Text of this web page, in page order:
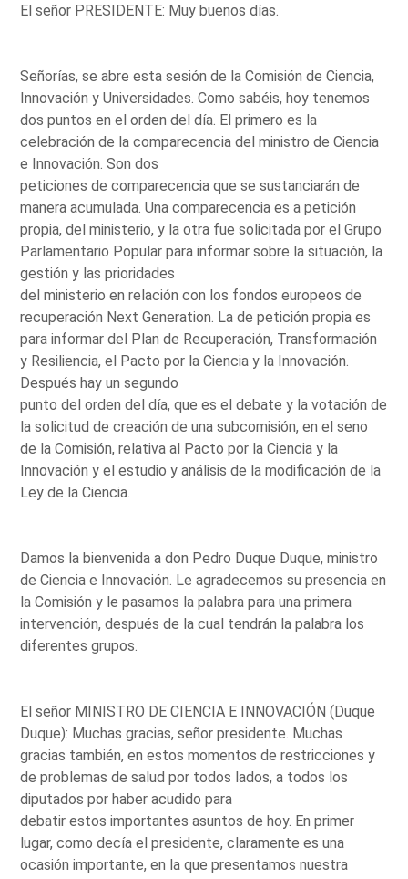
El señor PRESIDENTE: Muy buenos días.
Señorías, se abre esta sesión de la Comisión de Ciencia,
Innovación y Universidades. Como sabéis, hoy tenemos
dos puntos en el orden del día. El primero es la
celebración de la comparecencia del ministro de Ciencia
e Innovación. Son dos
peticiones de comparecencia que se sustanciarán de
manera acumulada. Una comparecencia es a petición
propia, del ministerio, y la otra fue solicitada por el Grupo
Parlamentario Popular para informar sobre la situación, la
gestión y las prioridades
del ministerio en relación con los fondos europeos de
recuperación Next Generation. La de petición propia es
para informar del Plan de Recuperación, Transformación
y Resiliencia, el Pacto por la Ciencia y la Innovación.
Después hay un segundo
punto del orden del día, que es el debate y la votación de
la solicitud de creación de una subcomisión, en el seno
de la Comisión, relativa al Pacto por la Ciencia y la
Innovación y el estudio y análisis de la modificación de la
Ley de la Ciencia.
Damos la bienvenida a don Pedro Duque Duque, ministro
de Ciencia e Innovación. Le agradecemos su presencia en
la Comisión y le pasamos la palabra para una primera
intervención, después de la cual tendrán la palabra los
diferentes grupos.
El señor MINISTRO DE CIENCIA E INNOVACIÓN (Duque
Duque): Muchas gracias, señor presidente. Muchas
gracias también, en estos momentos de restricciones y
de problemas de salud por todos lados, a todos los
diputados por haber acudido para
debatir estos importantes asuntos de hoy. En primer
lugar, como decía el presidente, claramente es una
ocasión importante, en la que presentamos nuestra